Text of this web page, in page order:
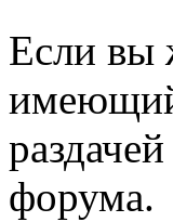
Если вы
форума.